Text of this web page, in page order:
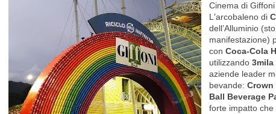
Cinema di
L'arcobaleno di
dell’Alluminio
manifestazione)
con Coca-Cola
utilizzando
aziende leader
bevande:
Ball Beverage
forte impatto